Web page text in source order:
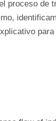
proceso de